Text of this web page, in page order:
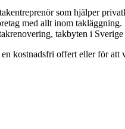
som hjälper
med allt inom takläggning.
takbyten i
kostnadsfri offert eller för att